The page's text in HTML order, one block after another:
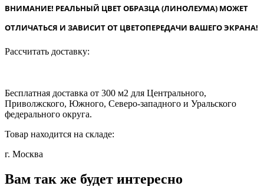
ВНИМАНИЕ! РЕАЛЬНЫЙ ЦВЕТ ОБРАЗЦА (ЛИНОЛЕУМА) МОЖЕТ
ОТЛИЧАТЬСЯ И ЗАВИСИТ ОТ ЦВЕТОПЕРЕДАЧИ ВАШЕГО ЭКРАНА!
Рассчитать доставку:
Бесплатная доставка от 300 м2 для Центрального,
Приволжского, Южного, Северо-западного и Уральского
федерального округа.
Товар находится на складе:
г. Москва
Вам так же будет интересно